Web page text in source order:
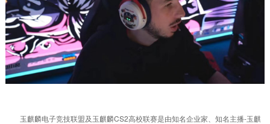
玉麒麟电子竞技联盟及玉麒麟CS2高校联赛是由知名企业家、知名主播-玉麒